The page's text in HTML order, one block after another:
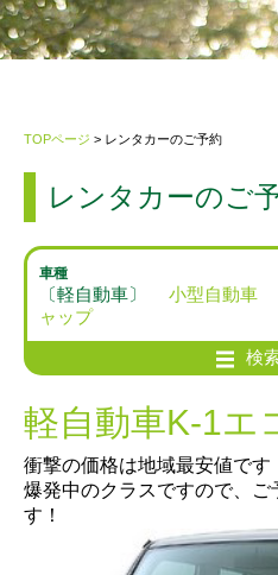
ご利用案内
会社概要
お問い合わせ先
会員ログイン
TOPページ > レンタカーのご予約
レンタカーのご
車種
〔軽自動車〕 小型自動車
ャップ
検
軽自動車K-1エ
衝撃の価格は地域最安値で
爆発中のクラスですので、ご
す！